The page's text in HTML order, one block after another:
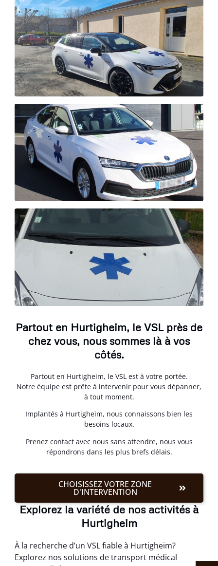
Partout en Hurtigheim, le VSL près de
chez vous, nous sommes là à vos
côtés.
Partout en Hurtigheim, le VSL est à votre portée.
Notre équipe est prête à intervenir pour vous dépanner,
à tout moment.
Implantés à Hurtigheim, nous connaissons bien les
besoins locaux.
Prenez contact avec nous sans attendre, nous vous
répondrons dans les plus brefs délais.
CHOISISSEZ VOTRE ZONE
D'INTERVENTION
Explorez la variété de nos activités à
Hurtigheim
À la recherche d’un VSL fiable à Hurtigheim?
Explorez nos solutions de transport médical